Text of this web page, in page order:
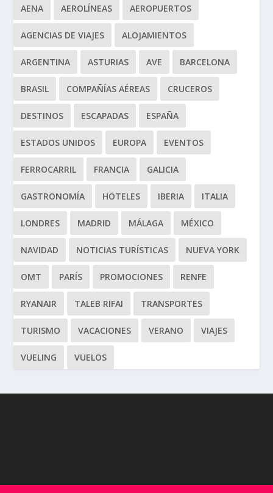
AENA AEROLÍNEAS AEROPUERTOS
AGENCIAS DE VIAJES ALOJAMIENTOS
ARGENTINA ASTURIAS AVE BARCELONA
BRASIL COMPAÑÍAS AÉREAS CRUCEROS
DESTINOS ESCAPADAS ESPAÑA
ESTADOS UNIDOS EUROPA EVENTOS
FERROCARRIL FRANCIA GALICIA
GASTRONOMÍA HOTELES IBERIA ITALIA
LONDRES MADRID MÁLAGA MÉXICO
NAVIDAD NOTICIAS TURÍSTICAS NUEVA YORK
OMT PARÍS PROMOCIONES RENFE
RYANAIR TALEB RIFAI TRANSPORTES
TURISMO VACACIONES VERANO VIAJES
VUELING VUELOS